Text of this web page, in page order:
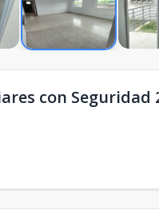
con Seguridad